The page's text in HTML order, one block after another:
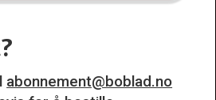
abonnement@boblad.no